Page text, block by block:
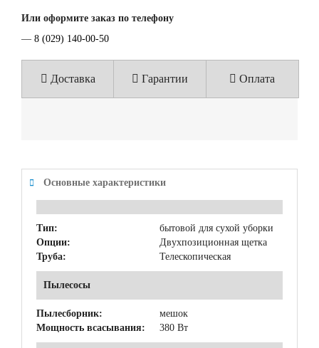
Или оформите заказ по телефону
— 8 (029) 140-00-50
Доставка Гарантии Оплата
Основные характеристики
Тип:
бытовой для сухой уборки
Опции:
Двухпозиционная щетка
Труба:
Телескопическая
Пылесосы
Пылесборник:
мешок
Мощность всасывания:
380 Вт